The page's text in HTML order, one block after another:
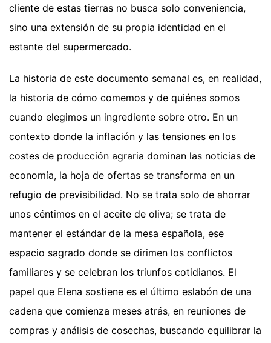
cliente de estas tierras no busca solo conveniencia,
sino una extensión de su propia identidad en el
estante del supermercado.
La historia de este documento semanal es, en realidad,
la historia de cómo comemos y de quiénes somos
cuando elegimos un ingrediente sobre otro. En un
contexto donde la inflación y las tensiones en los
costes de producción agraria dominan las noticias de
economía, la hoja de ofertas se transforma en un
refugio de previsibilidad. No se trata solo de ahorrar
unos céntimos en el aceite de oliva; se trata de
mantener el estándar de la mesa española, ese
espacio sagrado donde se dirimen los conflictos
familiares y se celebran los triunfos cotidianos. El
papel que Elena sostiene es el último eslabón de una
cadena que comienza meses atrás, en reuniones de
compras y análisis de cosechas, buscando equilibrar la